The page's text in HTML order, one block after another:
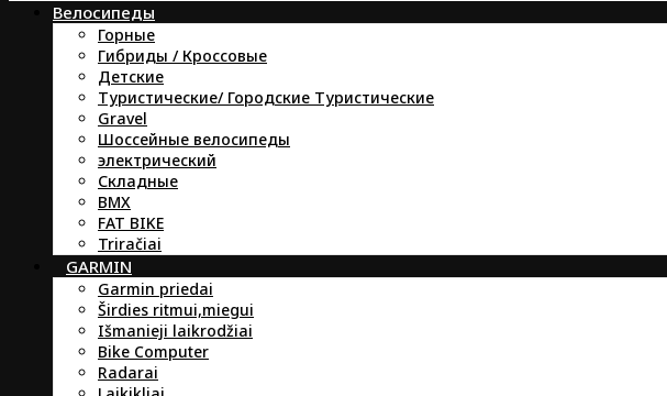
Велосипеды
Горные
Гибриды / Кроссовые
Детские
Туристические/ Городские Туристические
Gravel
Шоссейные велосипеды
электрический
Складные
BMX
FAT BIKE
Triračiai
GARMIN
Garmin priedai
Širdies ritmui,miegui
Išmanieji laikrodžiai
Bike Computer
Radarai